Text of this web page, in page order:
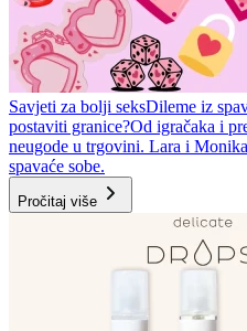
Savjeti za bolji seksDileme iz
postaviti granice?Od igračaka i
neugode u trgovini. Lara i
spavaće sobe.
Pročitaj više